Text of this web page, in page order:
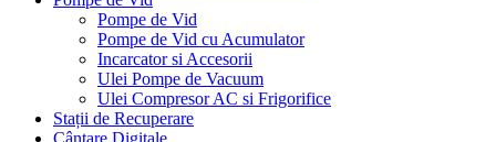
Pompe de Vid
Pompe de Vid cu Acumulator
Incarcator si Accesorii
Ulei Pompe de Vacuum
Ulei Compresor AC si Frigorifice
Stații de Recuperare
Cântare Digitale